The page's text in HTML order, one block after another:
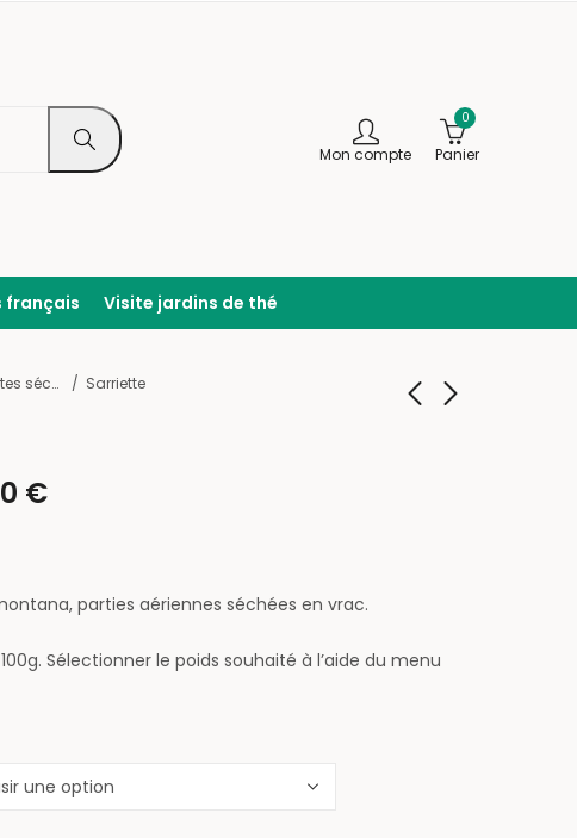
Mon compte
0
Panier
français Visite jardins de thé
Plantes séchées Sarriette
€
parties aériennes séchées en vrac.
Sélectionner le poids souhaité à l’aide du menu